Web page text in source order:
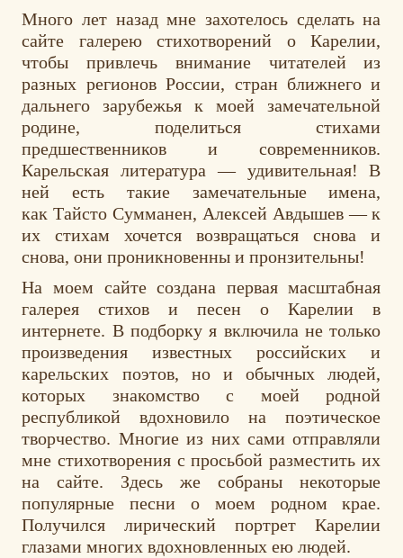
Много лет назад мне захотелось сделать на
сайте галерею стихотворений о Карелии,
чтобы привлечь внимание читателей из
разных регионов России, стран ближнего и
дальнего зарубежья к моей замечательной
родине, поделиться стихами
предшественников и современников.
Карельская литература — удивительная! В
ней есть такие замечательные имена,
как Тайсто Сумманен, Алексей Авдышев — к
их стихам хочется возвращаться снова и
снова, они проникновенны и пронзительны!
На моем сайте создана первая масштабная
галерея стихов и песен о Карелии в
интернете. В подборку я включила не только
произведения известных российских и
карельских поэтов, но и обычных людей,
которых знакомство с моей родной
республикой вдохновило на поэтическое
творчество. Многие из них сами отправляли
мне стихотворения с просьбой разместить их
на сайте. Здесь же собраны некоторые
популярные песни о моем родном крае.
Получился лирический портрет Карелии
глазами многих вдохновленных ею людей.